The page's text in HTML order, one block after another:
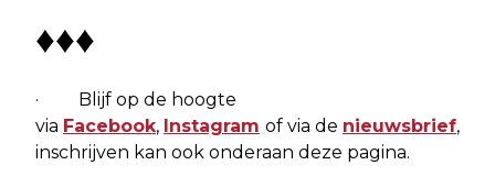
♦♦♦
· Blijf op de hoogte
via Facebook, Instagram of via de nieuwsbrief,
inschrijven kan ook onderaan deze pagina.